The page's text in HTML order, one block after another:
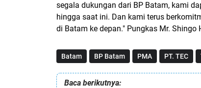
segala dukungan dari BP Batam, kami
hingga saat ini. Dan kami terus
di Batam ke depan." Pungkas Mr. Shingo
Batam BP Batam PMA PT. TEC
Baca berikutnya: